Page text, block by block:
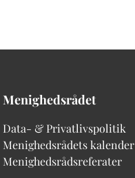
Menighedsrådet
Data- & Privatlivspolitik
Menighedsrådets kalender
Menighedsrådsreferater